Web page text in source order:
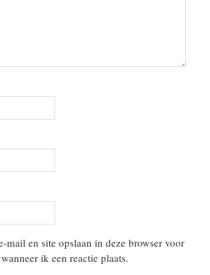
mail en site opslaan in deze browser voor
ik een reactie plaats.